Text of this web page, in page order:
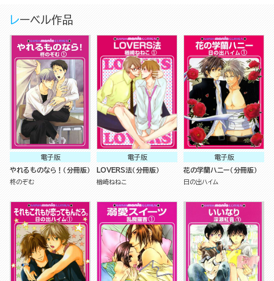
レーベル作品
電子版
やれるものなら！（分冊版）
柊のぞむ
電子版
LOVERS法（分冊版）
楢崎ねねこ
電子版
花の学蘭ハニー（分冊版）
日の出ハイム